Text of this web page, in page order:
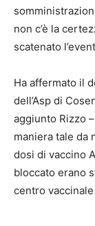
non c’è la
scatenato
Ha affermato il
dell’Asp di
aggiunto Rizzo
maniera tale da
dosi di vaccino
bloccato erano
centro vaccinale